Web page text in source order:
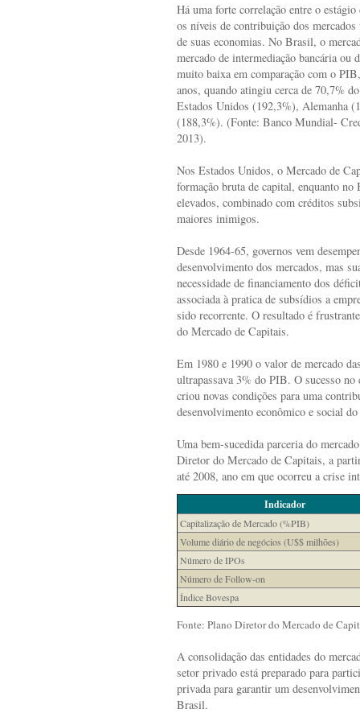
Há uma forte correlação entre o
os níveis de contribuição dos
de suas economias. No Brasil, o
mercado de intermediação bancária ou
muito baixa em comparação com o
anos, quando atingiu cerca de 70,7%
Estados Unidos (192,3%), Alemanha
(188,3%). (Fonte: Banco Mundial-
2013).
Nos Estados Unidos, o Mercado de
formação bruta de capital, enquanto
elevados, combinado com créditos
maiores inimigos.
Desde 1964-65, governos vem
desenvolvimento dos mercados, mas
necessidade de financiamento dos
associada à pratica de subsídios a
sido recorrente. O resultado é
do Mercado de Capitais.
Em 1980 e 1990 o valor de mercado
ultrapassava 3% do PIB. O sucesso
criou novas condições para uma
desenvolvimento econômico e social
Uma bem-sucedida parceria do
Diretor do Mercado de Capitais, a
até 2008, ano em que ocorreu a crise
Indicador
Capitalização de Mercado (%PIB)
Volume diário de negócios (U$$ milhões)
Número de IPOs
Número de Follow-on
Índice Bovespa
Fonte: Plano Diretor do Mercado de
A consolidação das entidades do
setor privado está preparado para
privada para garantir um
Brasil.